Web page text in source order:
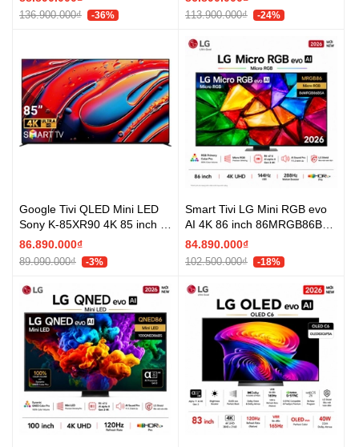
hãng
136.900.000₫ -36% 113.900.000₫ -24%
Google Tivi QLED Mini LED
Sony K-85XR90 4K 85 inch AI
- Chính hãng
86.890.000₫
89.090.000₫ -3%
Smart Tivi LG Mini RGB evo
AI 4K 86 inch 86MRGB86BSA
- Mới 2026
84.890.000₫
102.500.000₫ -18%